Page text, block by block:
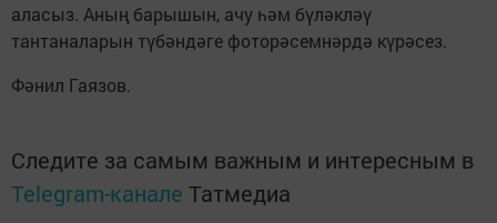
аласыз. Аның барышын, ачу һәм бүләкләү
тантаналарын түбәндәге фоторәсемнәрдә күрәсез.
Фәнил Гаязов.
Следите за самым важным и интересным в
Telegram-канале Татмедиа